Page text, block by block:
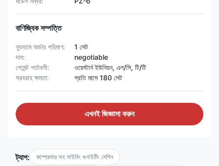
বাণিজ্যিক সম্পত্তি
ন্যূনতম অর্ডার পরিমাণ:
1 সেট
দাম:
negotiable
পেমেন্ট শর্তাবলী:
ওয়েস্টার্ন ইউনিয়ন, এল/সি, টি/টি
সরবরাহ ক্ষমতা:
প্রতি মাসে 180 সেট
এখনই জিজ্ঞাসা করুন
ট্যাগ: কম্প্রেসার সহ মাইনিং গুনাইটিং মেশিন